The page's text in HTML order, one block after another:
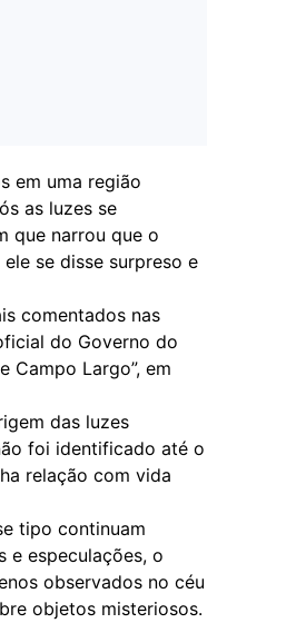
em uma região
as luzes se
que narrou que o
se disse surpreso e
comentados nas
do Governo do
Campo Largo”, em
das luzes
foi identificado até o
relação com vida
tipo continuam
e especulações, o
observados no céu
objetos misteriosos.